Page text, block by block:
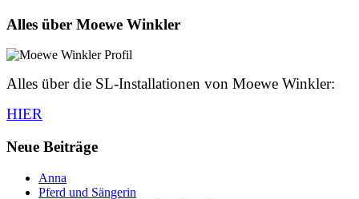
Alles über Moewe Winkler
Alles über die SL-Installationen von Moewe Winkler:
HIER
Neue Beiträge
Anna
Pferd und Sängerin